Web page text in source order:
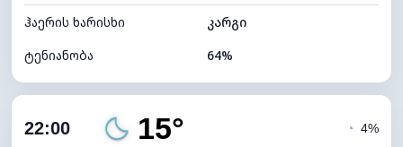
ჰაერის ხარისხი
კარგი
ტენიანობა
64%
ღრუბლიანობა
22:00 15° ◔ 4%